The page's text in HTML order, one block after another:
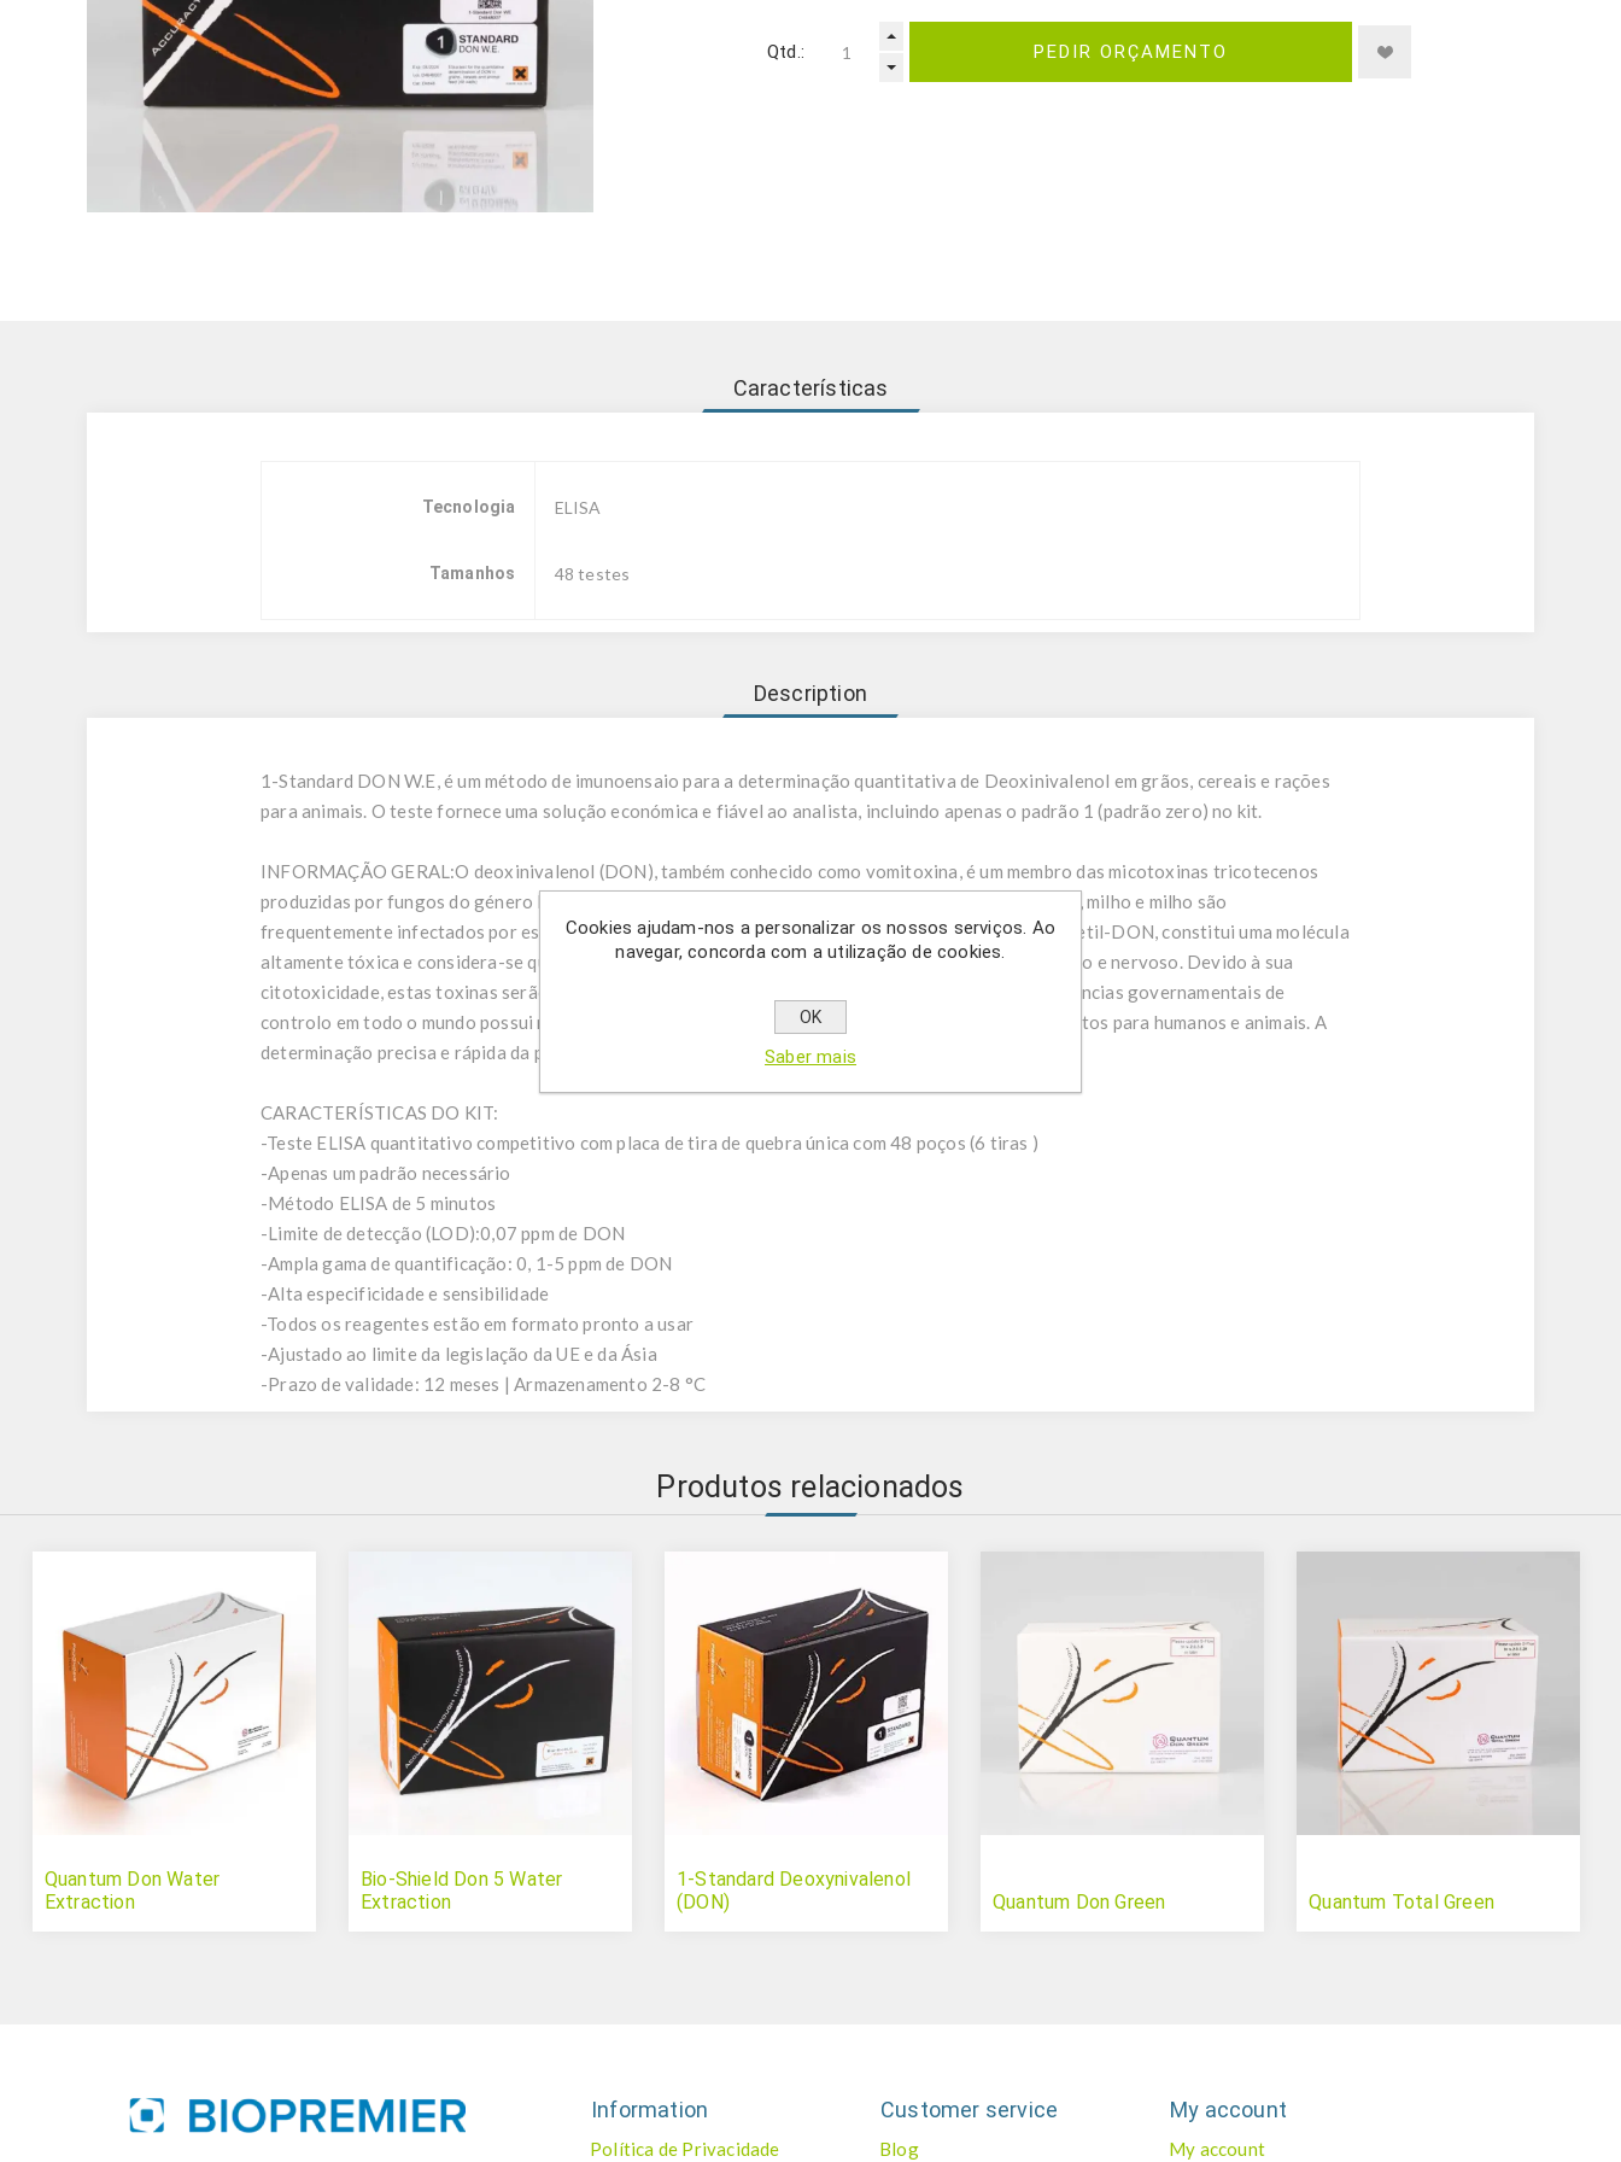
Qtd.: PEDIR ORÇAMENTO
Características
Tecnologia ELISA
Tamanhos 48 testes
Description
1-Standard DON W.E, é um método de imunoensaio para a determinação quantitativa de Deoxinivalenol em grãos, cereais e rações
para animais. O teste fornece uma solução económica e fiável ao analista, incluindo apenas o padrão 1 (padrão zero) no kit.
INFORMAÇÃO GERAL:O deoxinivalenol (DON), também conhecido como vomitoxina, é um membro das micotoxinas tricotecenos
produzidas por fungos do género Fusarium (F. graminearum). Os grãos incluindo cevada, trigo, aveia, milho e milho são
frequentemente infectados por este fungo. O desoxinivalenol, juntamente com o 3-acetil- e o 15-acetil-DON, constitui uma molécula
altamente tóxica e considera-se que desempenha um papel crucial em problemas do sistema imunitário e nervoso. Devido à sua
citotoxicidade, estas toxinas serão sempre um risco para a saúde humana e animal. A maioria das agências governamentais de
controlo em todo o mundo possui regulamentos relativos à quantidade de DON permitida nos alimentos para humanos e animais. A
determinação precisa e rápida da presença de DON nas mercadorias é de importância primordial.
CARACTERÍSTICAS DO KIT:
-Teste ELISA quantitativo competitivo com placa de tira de quebra única com 48 poços (6 tiras )
-Apenas um padrão necessário
-Método ELISA de 5 minutos
-Limite de detecção (LOD):0,07 ppm de DON
-Ampla gama de quantificação: 0, 1-5 ppm de DON
-Alta especificidade e sensibilidade
-Todos os reagentes estão em formato pronto a usar
-Ajustado ao limite da legislação da UE e da Ásia
-Prazo de validade: 12 meses | Armazenamento 2-8 °C
Produtos relacionados
Quantum Don Water
Extraction
Bio-Shield Don 5 Water
Extraction
1-Standard Deoxynivalenol
(DON)
Quantum Don Green Quantum Total Green
Information
Política de Privacidade
Customer service
Blog
My account
My account
Cookies ajudam-nos a personalizar os nossos serviços. Ao
navegar, concorda com a utilização de cookies.
OK
Saber mais